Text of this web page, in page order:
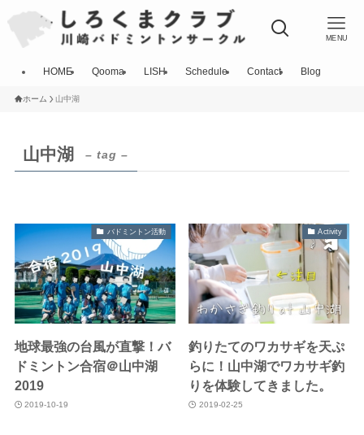
MENU
HOME Qooma LISH Schedule Contact Blog
ホーム 山中湖
山中湖 – tag –
バドミントン活動
地球最強の台風が直撃！バ
ドミントン合宿＠山中湖
2019
2019-10-19
Activity
釣りたてのワカサギを天ぷ
らに！山中湖でワカサギ釣
りを体験してきました。
2019-02-25